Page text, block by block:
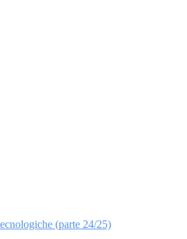
(parte 24/25)